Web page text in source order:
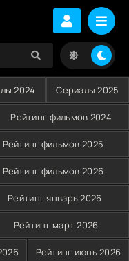
2024 Сериалы 2025
Рейтинг фильмов 2024
Рейтинг фильмов 2025
Рейтинг фильмов 2026
Рейтинг январь 2026
Рейтинг март 2026
Рейтинг июнь 2026